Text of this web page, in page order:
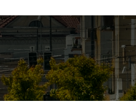
WNIOSKI I REKLAMACJE